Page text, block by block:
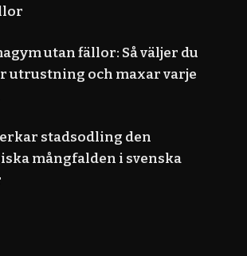
utan fällor: Så väljer du
utrustning och maxar varje
stadsodling den
mångfalden i svenska